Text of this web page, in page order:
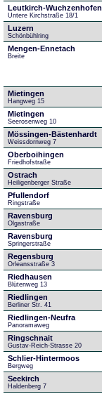
Leutkirch-Wuchzenhofen
Untere Kirchstraße 18/1
Luzern
Schönbühlring
Mengen-Ennetach
Breite
Mietingen
Hangweg 15
Mietingen
Seerosenweg 10
Mössingen-Bästenhardt
Weissdornweg 7
Oberboihingen
Friedhofstraße
Ostrach
Heiligenberger Straße
Pfullendorf
Ringstraße
Ravensburg
Olgastraße
Ravensburg
Springerstraße
Regensburg
Orleansstraße 3
Riedhausen
Blütenweg 13
Riedlingen
Berliner Str. 41
Riedlingen-Neufra
Panoramaweg
Ringschnait
Gustav-Reich-Strasse 20
Schlier-Hintermoos
Bergweg
Seekirch
Haldenberg 7